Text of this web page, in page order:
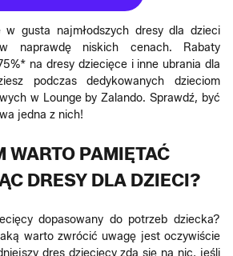
gusta najmłodszych dresy dla dzieci
naprawdę niskich cenach. Rabaty
na dresy dziecięce i inne ubrania dla
podczas dedykowanych dzieciom
w Lounge by Zalando. Sprawdź, być
jedna z nich!
WARTO PAMIĘTAĆ
DRESY DLA DZIECI?
dopasowany do potrzeb dziecka?
warto zwrócić uwagę jest oczywiście
dres dziecięcy zda się na nic, jeśli